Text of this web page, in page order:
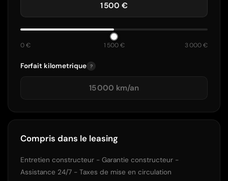
1 500 €
0 € 1 500 € 3 000 €
Forfait kilometrique ?
15 000 km/an
Compris dans le leasing
Entretien constructeur - Garantie constructeur -
Assistance 24/7 - Taxes de mise en circulation